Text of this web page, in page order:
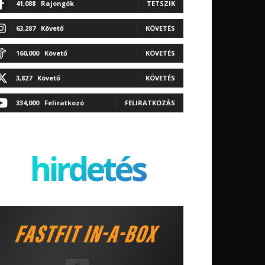
41,088 Rajongók TETSZIK
63,287 Követő KÖVETÉS
160,000 Követő KÖVETÉS
3,827 Követő KÖVETÉS
334,000 Feliratkozó FELIRATKOZÁS
hirdetés